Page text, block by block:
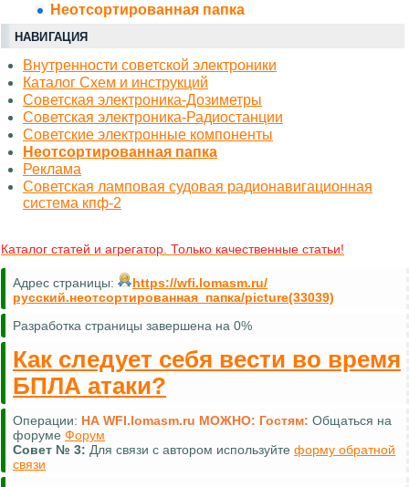
Неотсортированная папка
НАВИГАЦИЯ
Внутренности советской электроники
Каталог Схем и инструкций
Советская электроника-Дозиметры
Советская электроника-Радиостанции
Советские электронные компоненты
Неотсортированная папка
Реклама
Советская ламповая судовая радионавигационная
система кпф-2
Каталог статей и агрегатор. Только качественные статьи!
Адрес страницы:
https://wfi.lomasm.ru/
русский.неотсортированная_папка/picture(33039)
Разработка страницы завершена на 0%
Как следует себя вести во время
БПЛА атаки?
Операции: НА WFI.lomasm.ru МОЖНО: Гостям: Общаться на
форуме Форум
Совет № 3: Для связи с автором используйте форму обратной
связи